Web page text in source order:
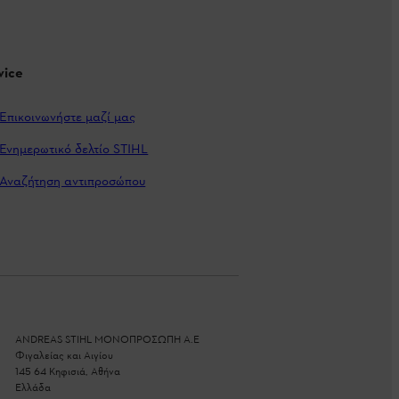
Επικοινωνήστε μαζί μας
Ενημερωτικό δελτίο STIHL
Αναζήτηση αντιπροσώπου
ANDREAS STIHL ΜΟΝΟΠΡΟΣΩΠΗ A.E
Φιγαλείας και Αιγίου
145 64 Κηφισιά, Αθήνα
Ελλάδα